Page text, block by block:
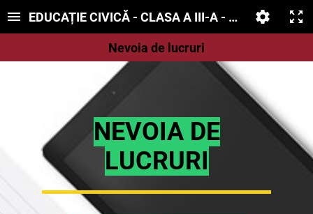
EDUCAȚIE CIVICĂ - CLASA A III-A - Nevoia de
Nevoia de lucruri
NEVOIA DE
LUCRURI